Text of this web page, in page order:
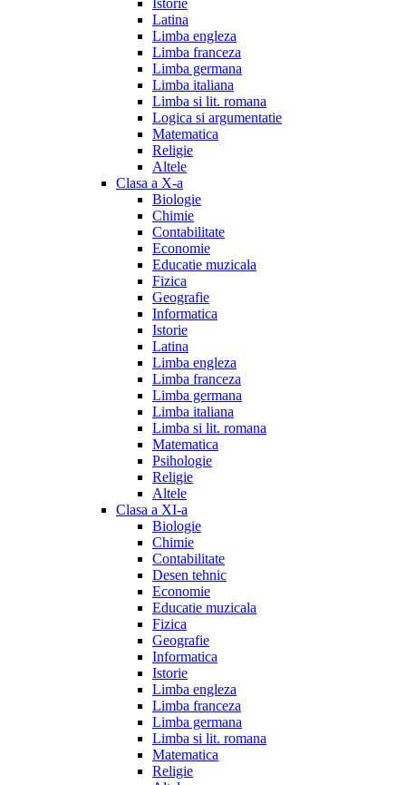
Istorie
Latina
Limba engleza
Limba franceza
Limba germana
Limba italiana
Limba si lit. romana
Logica si argumentatie
Matematica
Religie
Altele
Clasa a X-a
Biologie
Chimie
Contabilitate
Economie
Educatie muzicala
Fizica
Geografie
Informatica
Istorie
Latina
Limba engleza
Limba franceza
Limba germana
Limba italiana
Limba si lit. romana
Matematica
Psihologie
Religie
Altele
Clasa a XI-a
Biologie
Chimie
Contabilitate
Desen tehnic
Economie
Educatie muzicala
Fizica
Geografie
Informatica
Istorie
Limba engleza
Limba franceza
Limba germana
Limba si lit. romana
Matematica
Religie